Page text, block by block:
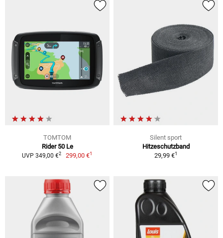
TOMTOM
Rider 50 Le
UVP 349,00 €2 299,00 €1
Silent sport
Hitzeschutzband
29,99 €1